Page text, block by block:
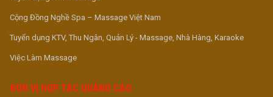
Cộng Đồng Nghề Spa – Massage Việt Nam
Tuyển dụng KTV, Thu Ngân, Quản Lý - Massage, Nhà Hàng, Karaoke
Việc Làm Massage
ĐƠN VỊ HỢP TÁC QUẢNG CÁO